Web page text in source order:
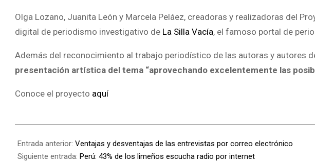
Olga Lozano, Juanita León y Marcela Peláez, creadoras y realizadoras del
digital de periodismo investigativo de La Silla Vacía, el famoso portal de
Además del reconocimiento al trabajo periodístico de las autoras y autores
presentación artística del tema “aprovechando excelentemente las
Conoce el proyecto aquí
Entrada anterior: Ventajas y desventajas de las entrevistas por correo electrónico
Siguiente entrada: Perú: 43% de los limeños escucha radio por internet